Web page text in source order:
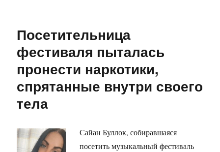
Посетительница
фестиваля пыталась
пронести наркотики,
спрятанные внутри своего
тела
Сайан Буллок, собиравшаяся
посетить музыкальный фестиваль